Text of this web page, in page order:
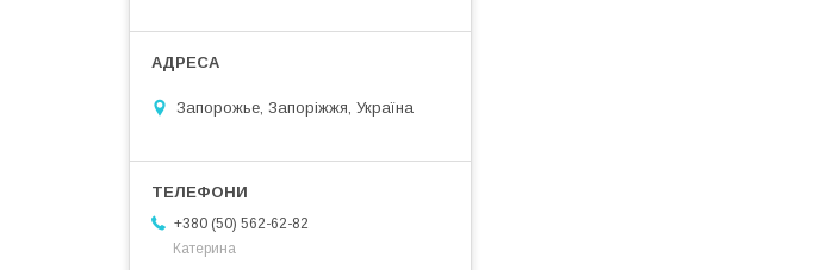
Запорожье, Запоріжжя, Україна
+380 (50) 562-62-82
Катерина